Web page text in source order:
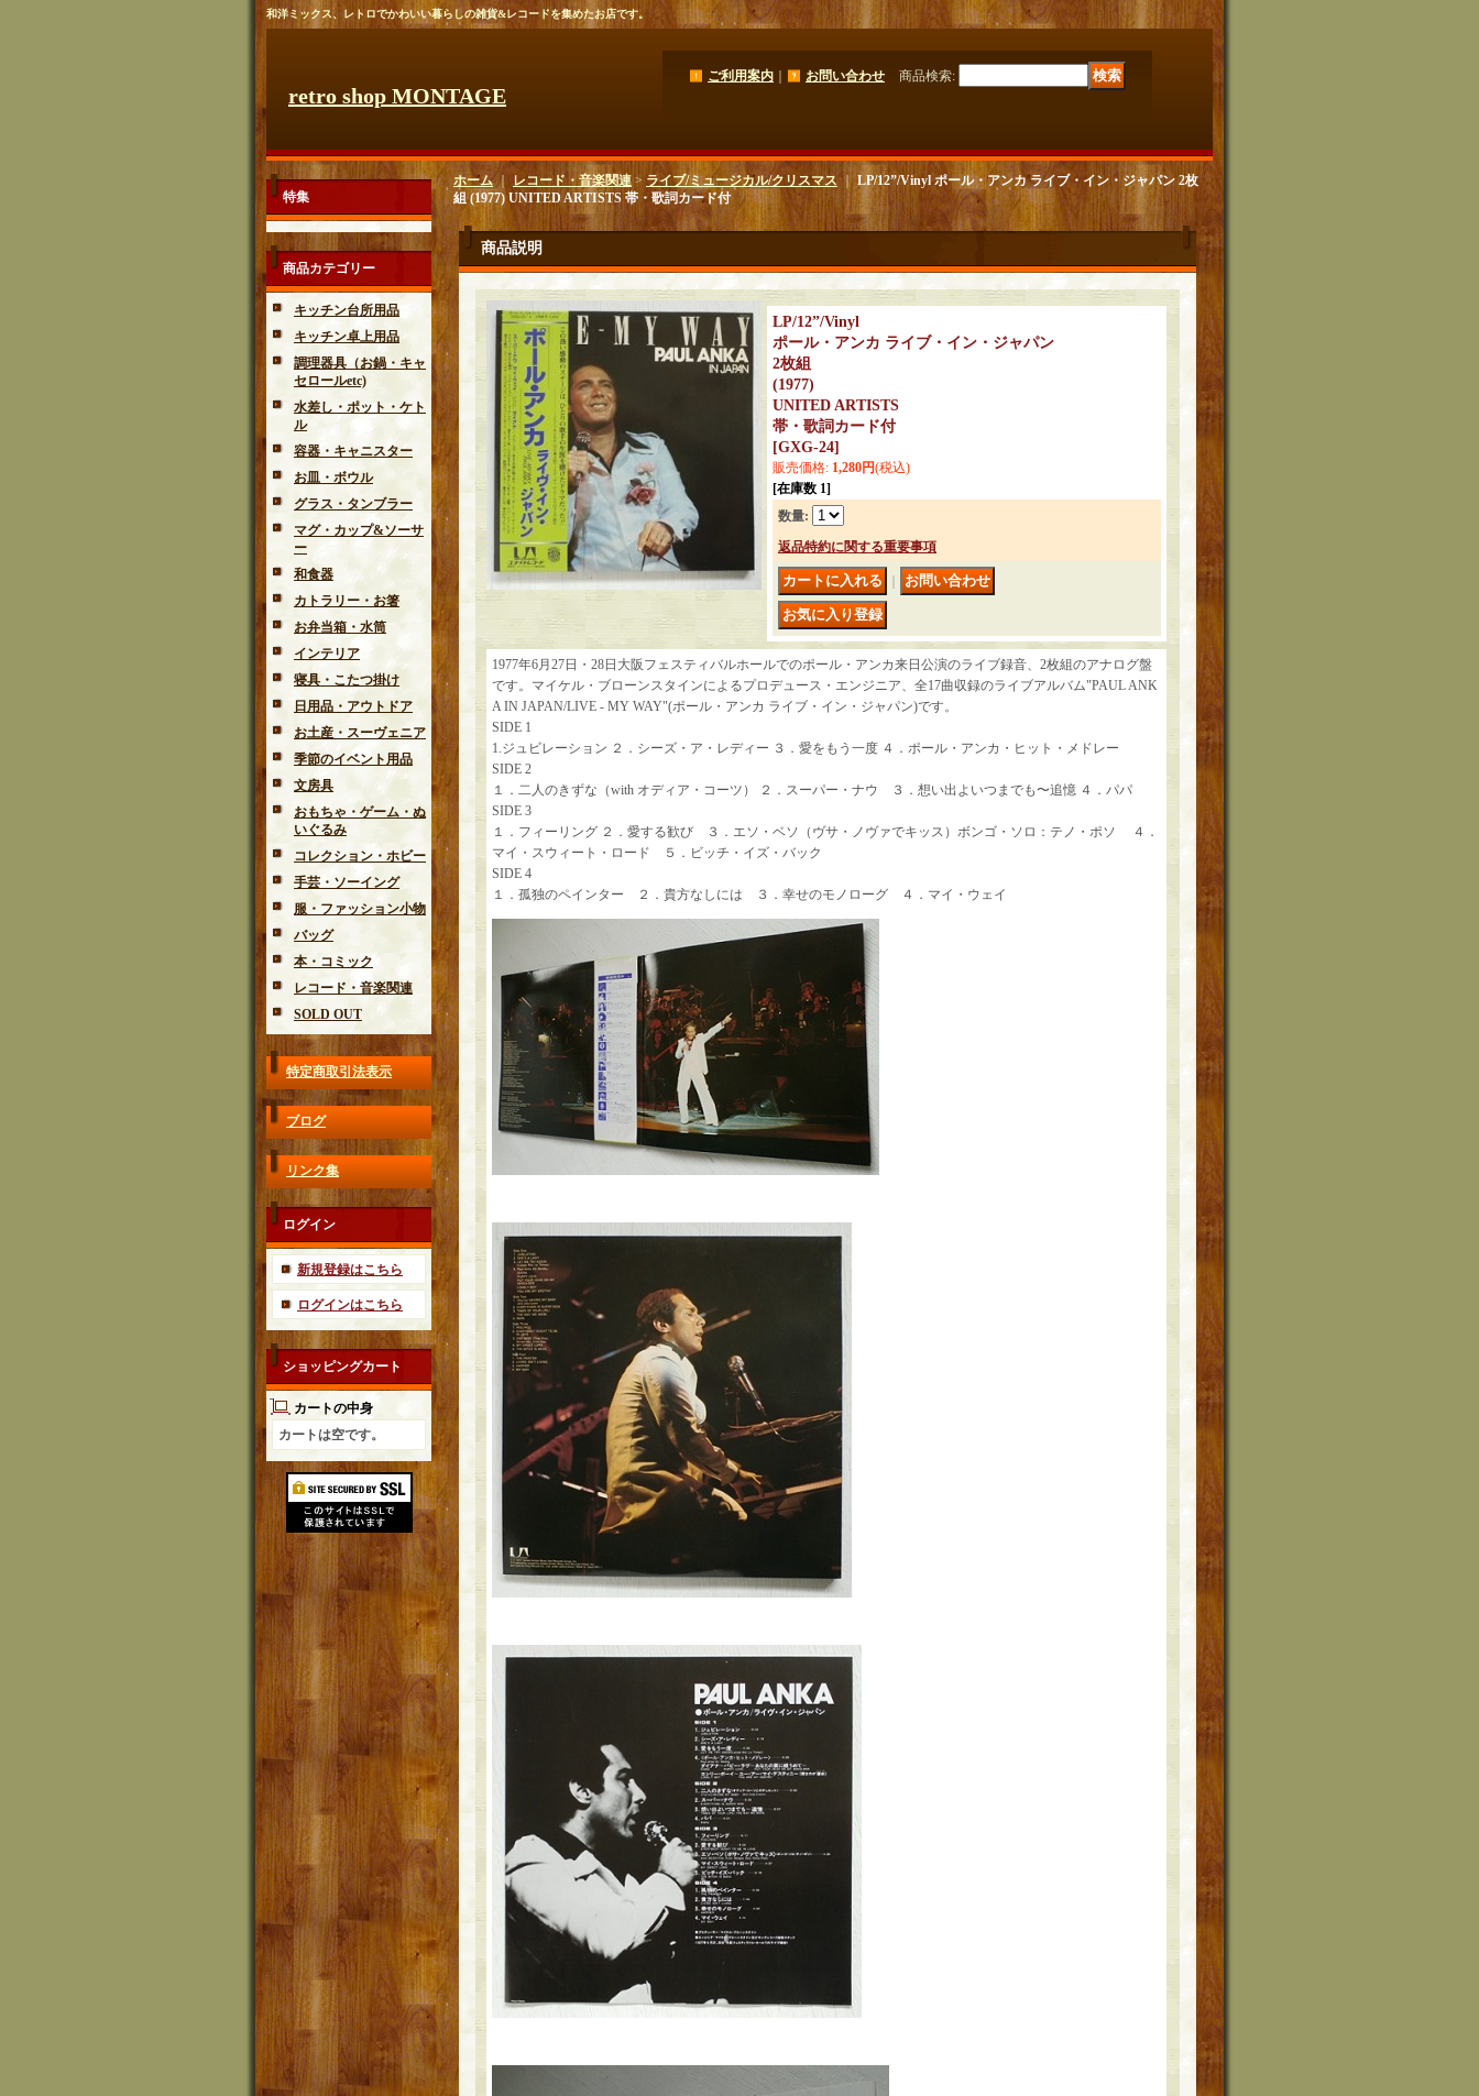
和洋ミックス、レトロでかわいい暮らしの雑貨&レコードを集めたお店です。
retro shop MONTAGE
ご利用案内 お問い合わせ 商品検索:
特集
商品カテゴリー
キッチン台所用品
キッチン卓上用品
調理器具（お鍋・キャ
セロールetc)
水差し・ポット・ケト
ル
容器・キャニスター
お皿・ボウル
グラス・タンブラー
マグ・カップ&ソーサ
ー
和食器
カトラリー・お箸
お弁当箱・水筒
インテリア
寝具・こたつ掛け
日用品・アウトドア
お土産・スーヴェニア
季節のイベント用品
文房具
おもちゃ・ゲーム・ぬ
いぐるみ
コレクション・ホビー
手芸・ソーイング
服・ファッション小物
バッグ
本・コミック
レコード・音楽関連
SOLD OUT
特定商取引法表示
ブログ
リンク集
ログイン
新規登録はこちら
ログインはこちら
ショッピングカート
カートの中身
カートは空です。
ホーム｜ レコード・音楽関連 > ライブ/ミュージカル/クリスマス ｜LP/12”/Vinyl ポール・アンカ ライブ・イン・ジャパン 2枚
組 (1977) UNITED ARTISTS 帯・歌詞カード付
商品説明
LP/12”/Vinyl
ポール・アンカ ライブ・イン・ジャパン
2枚組
(1977)
UNITED ARTISTS
帯・歌詞カード付
[GXG-24]
販売価格: 1,280円(税込)
[在庫数 1]
数量:
返品特約に関する重要事項
1977年6月27日・28日大阪フェスティバルホールでのポール・アンカ来日公演のライブ録音、2枚組のアナログ盤
です。マイケル・ブローンスタインによるプロデュース・エンジニア、全17曲収録のライブアルバム"PAUL ANK
A IN JAPAN/LIVE - MY WAY"(ポール・アンカ ライブ・イン・ジャパン)です。
SIDE 1
1.ジュビレーション ２．シーズ・ア・レディー ３．愛をもう一度 ４．ポール・アンカ・ヒット・メドレー
SIDE 2
１．二人のきずな（with オディア・コーツ） ２．スーパー・ナウ ３．想い出よいつまでも〜追憶 ４．パパ
SIDE 3
１．フィーリング ２．愛する歓び ３．エソ・ベソ（ヴサ・ノヴァでキッス）ボンゴ・ソロ：テノ・ポソ ４．
マイ・スウィート・ロード ５．ビッチ・イズ・バック
SIDE 4
１．孤独のペインター ２．貴方なしには ３．幸せのモノローグ ４．マイ・ウェイ